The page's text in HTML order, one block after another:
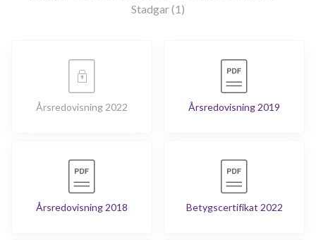
Stadgar (1)
Årsredovisning 2022 Årsredovisning 2019
Årsredovisning 2018 Betygscertifikat 2022